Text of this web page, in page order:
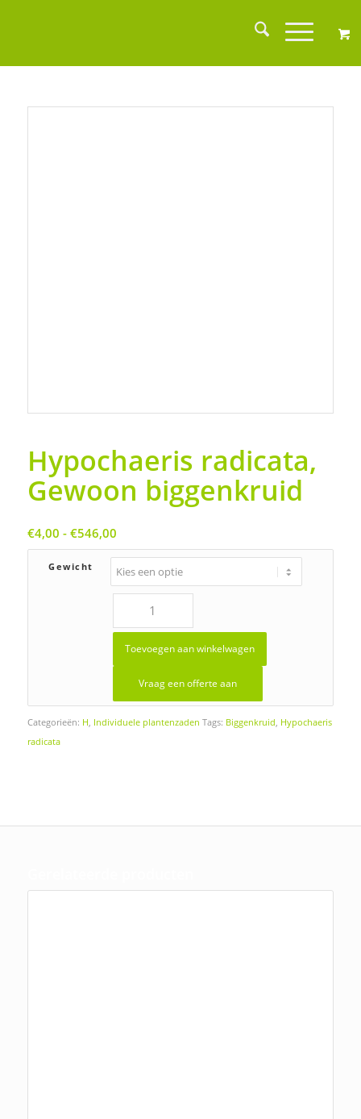
Hypochaeris radicata,
Gewoon biggenkruid
€4,00 - €546,00
tot
€546,00
Gewicht
Toevoegen aan winkelwagen
Vraag een offerte aan
Categorieën: H Individuele plantenzaden Tags: Biggenkruid Hypochaeris
radicata